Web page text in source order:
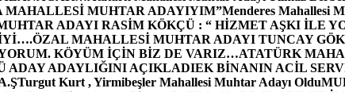
MAHALLESİ MUHTAR ADAYIYIM”Menderes Mahallesi
ADAYI RASİM KÖKÇÜ : “ HİZMET AŞKI İLE
ÖZAL MAHALLESİ MUHTAR ADAYI TUNCAY
KÖYÜM İÇİN BİZ DE VARIZ…ATATÜRK
ADAY ADAYLIĞINI AÇIKLADIEK BİNANIN ACİL
Turgut Kurt , Yirmibeşler Mahallesi Muhtar Adayı Oldu